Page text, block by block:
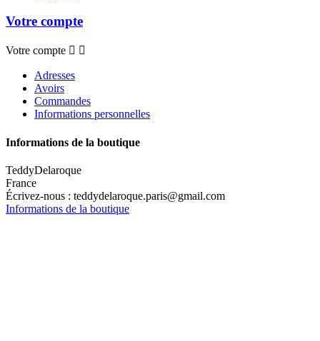
Votre compte
Votre compte  
Adresses
Avoirs
Commandes
Informations personnelles
Informations de la boutique
TeddyDelaroque
France
Écrivez-nous : teddydelaroque.paris@gmail.com
Informations de la boutique